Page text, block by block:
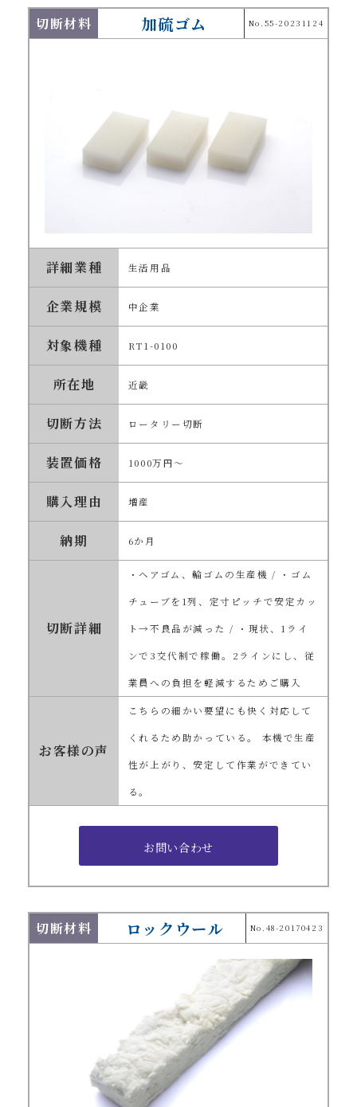
切断材料 加硫ゴム No.55-20231124
詳細業種 生活用品
企業規模 中企業
対象機種 RT1-0100
所在地 近畿
切断方法 ロータリー切断
装置価格 1000万円～
購入理由 増産
納期 6か月
切断詳細
・ヘアゴム、輪ゴムの生産機 / ・ゴム
チューブを1列、定寸ピッチで安定カッ
ト→不良品が減った / ・現状、1ライ
ンで3交代制で稼働。2ラインにし、従
業員への負担を軽減するためご購入
お客様の声
こちらの細かい要望にも快く対応して
くれるため助かっている。 本機で生産
性が上がり、安定して作業ができてい
る。
切断材料 ロックウール No.48-20170423